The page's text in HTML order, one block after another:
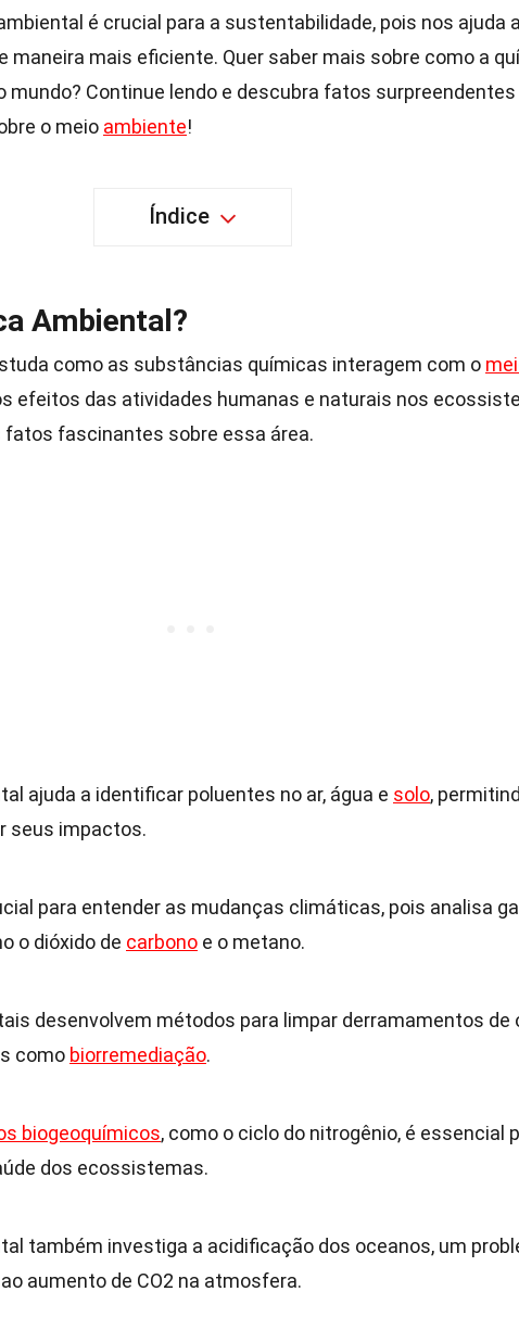
é crucial para a sustentabilidade, pois nos ajuda
maneira mais eficiente. Quer saber mais sobre como a
mundo? Continue lendo e descubra fatos surpreendentes
o meio ambiente!
Índice
Ambiental?
como as substâncias químicas interagem com o
efeitos das atividades humanas e naturais nos
fatos fascinantes sobre essa área.
ajuda a identificar poluentes no ar, água e solo,
seus impactos.
para entender as mudanças climáticas, pois analisa
o dióxido de carbono e o metano.
desenvolvem métodos para limpar derramamentos de
como biorremediação.
biogeoquímicos, como o ciclo do nitrogênio, é essencial
dos ecossistemas.
também investiga a acidificação dos oceanos, um
aumento de CO2 na atmosfera.